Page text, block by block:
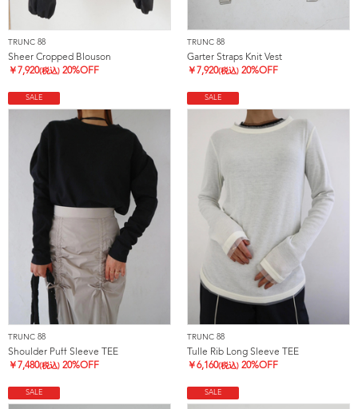
TRUNC 88
Sheer Cropped Blouson
￥ 7,920(税込) 20%OFF
TRUNC 88
Garter Straps Knit Vest
￥ 7,920(税込) 20%OFF
SALE
TRUNC 88
Shoulder Puff Sleeve TEE
￥ 7,480(税込) 20%OFF
SALE
TRUNC 88
Tulle Rib Long Sleeve TEE
￥6,160(税込) 20%OFF
SALE SALE